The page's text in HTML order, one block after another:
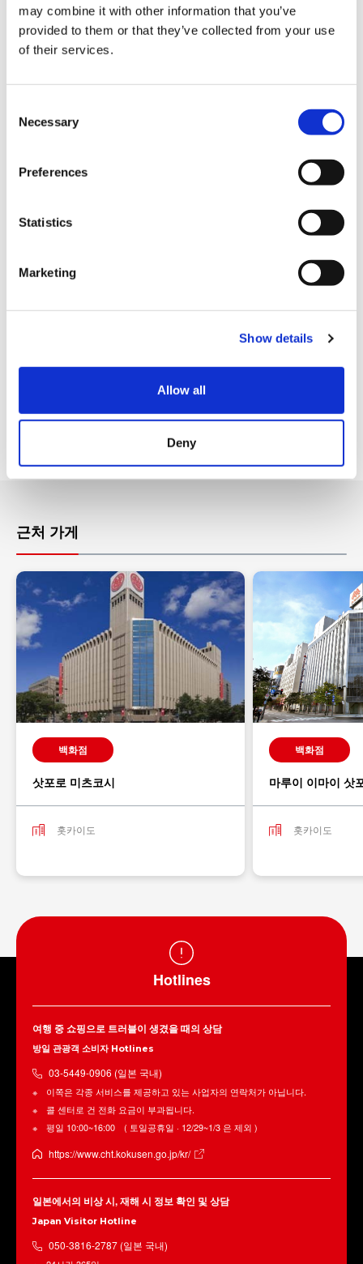
may combine it with other information that you’ve
provided to them or that they’ve collected from your use
of their services.
Necessary
Preferences
Statistics
Marketing
Show details
Allow all
Deny
결제
Master (마스터)
유니온페이카드・은련카드
각종 신용카드
시설 서비스
Tax-free Shop (택스프리 숍)
근처 가게
백화점
삿포로 미츠코시
홋카이도
백화점
마루이 이마이 삿
홋카이도
Hotlines
여행 중 쇼핑으로 트러블이 생겼을 때의 상담
방일 관광객 소비자 Hotlines
03-5449-0906 (일본 국내)
이쪽은 각종 서비스를 제공하고 있는 사업자의 연락처가 아닙니다.
콜 센터로 건 전화 요금이 부과됩니다.
평일 10:00~16:00 ( 토일공휴일 · 12/29~1/3 은 제외 )
https://www.cht.kokusen.go.jp/kr/
일본에서의 비상 시, 재해 시 정보 확인 및 상담
Japan Visitor Hotline
050-3816-2787 (일본 국내)